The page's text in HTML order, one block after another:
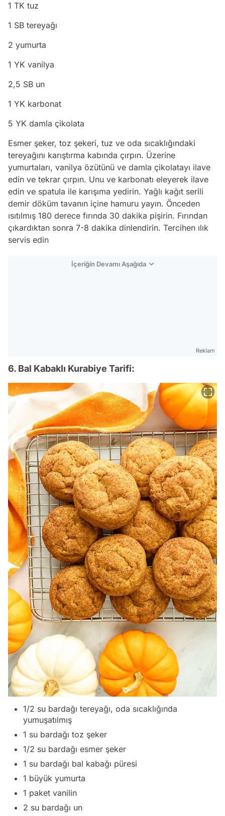
1 TK tuz
1 SB tereyağı
2 yumurta
1 YK vanilya
2,5 SB un
1 YK karbonat
5 YK damla çikolata
Esmer şeker, toz şekeri, tuz ve oda sıcaklığındaki
tereyağını karıştırma kabında çırpın. Üzerine
yumurtaları, vanilya özütünü ve damla çikolatayı ilave
edin ve tekrar çırpın. Unu ve karbonatı eleyerek ilave
edin ve spatula ile karışıma yedirin. Yağlı kağıt serili
demir döküm tavanın içine hamuru yayın. Önceden
ısıtılmış 180 derece fırında 30 dakika pişirin. Fırından
çıkardıktan sonra 7-8 dakika dinlendirin. Tercihen ılık
servis edin
İçeriğin Devamı Aşağıda
Reklam
6. Bal Kabaklı Kurabiye Tarifi:
1/2 su bardağı tereyağı, oda sıcaklığında
yumuşatılmış
1 su bardağı toz şeker
1/2 su bardağı esmer şeker
1 su bardağı bal kabağı püresi
1 büyük yumurta
1 paket vanilin
2 su bardağı un